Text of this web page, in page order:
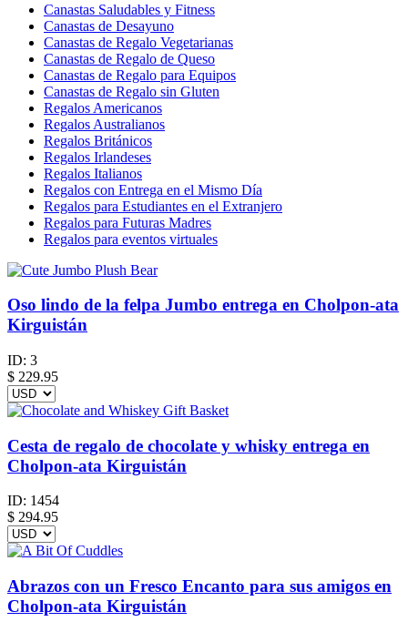
Canastas Saludables y Fitness
Canastas de Desayuno
Canastas de Regalo Vegetarianas
Canastas de Regalo de Queso
Canastas de Regalo para Equipos
Canastas de Regalo sin Gluten
Regalos Americanos
Regalos Australianos
Regalos Británicos
Regalos Irlandeses
Regalos Italianos
Regalos con Entrega en el Mismo Día
Regalos para Estudiantes en el Extranjero
Regalos para Futuras Madres
Regalos para eventos virtuales
Oso lindo de la felpa Jumbo entrega en Cholpon-ata
Kirguistán
ID: 3
$ 229.95
Cesta de regalo de chocolate y whisky entrega en
Cholpon-ata Kirguistán
ID: 1454
$ 294.95
Abrazos con un Fresco Encanto para sus amigos en
Cholpon-ata Kirguistán